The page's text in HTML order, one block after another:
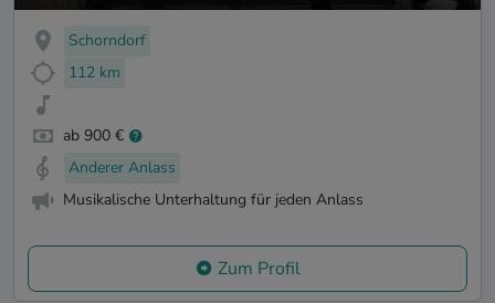
Schorndorf
112 km
ab 900 €
Anderer Anlass
Musikalische Unterhaltung für jeden Anlass
Zum Profil